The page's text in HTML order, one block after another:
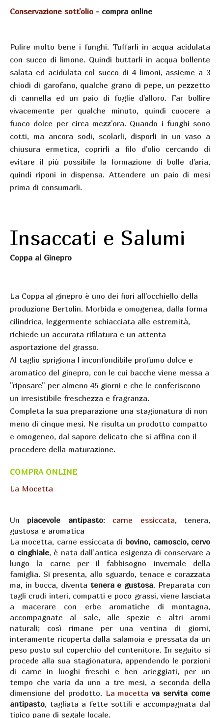
Conservazione sott'olio - compra online
Pulire molto bene i funghi. Tuffarli in acqua acidulata
con succo di limone. Quindi buttarli in acqua bollente
salata ed acidulata col succo di 4 limoni, assieme a 3
chiodi di garofano, qualche grano di pepe, un pezzetto
di cannella ed un paio di foglie d'alloro. Far bollire
vivacemente per qualche minuto, quindi cuocere a
fuoco dolce per circa mezz'ora. Quando i funghi sono
cotti, ma ancora sodi, scolarli, disporli in un vaso a
chiusura ermetica, coprirli a filo d'olio cercando di
evitare il più possibile la formazione di bolle d'aria,
quindi riponi in dispensa. Attendere un paio di mesi
prima di consumarli.
Insaccati e Salumi
Coppa al Ginepro
La Coppa al ginepro è uno dei fiori all'occhiello della
produzione Bertolin. Morbida e omogenea, dalla forma
cilindrica, leggermente schiacciata alle estremità,
richiede un accurata rifilatura e un attenta
asportazione del grasso.
Al taglio sprigiona l inconfondibile profumo dolce e
aromatico del ginepro, con le cui bacche viene messa a
"riposare" per almeno 45 giorni e che le conferiscono
un irresistibile freschezza e fragranza.
Completa la sua preparazione una stagionatura di non
meno di cinque mesi. Ne risulta un prodotto compatto
e omogeneo, dal sapore delicato che si affina con il
procedere della maturazione.
COMPRA ONLINE
La Mocetta
Un piacevole antipasto: carne essiccata, tenera,
gustosa e aromatica
La mocetta, carne essiccata di bovino, camoscio, cervo
o cinghiale, è nata dall’antica esigenza di conservare a
lungo la carne per il fabbisogno invernale della
famiglia. Si presenta, allo sguardo, tenace e corazzata
ma, in bocca, diventa tenera e gustosa. Preparata con
tagli crudi interi, compatti e poco grassi, viene lasciata
a macerare con erbe aromatiche di montagna,
accompagnate al sale, alle spezie e altri aromi
naturali; così rimane per una ventina di giorni,
interamente ricoperta dalla salamoia e pressata da un
peso posto sul coperchio del contenitore. In seguito si
procede alla sua stagionatura, appendendo le porzioni
di carne in luoghi freschi e ben arieggiati, per un
tempo che varia da uno a tre mesi, a seconda della
dimensione del prodotto. La mocetta va servita come
antipasto, tagliata a fette sottili e accompagnata dal
tipico pane di segale locale.